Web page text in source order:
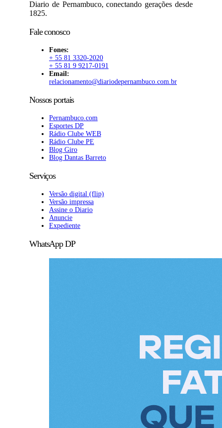
Diario de Pernambuco, conectando gerações desde
1825.
Fale conosco
Fones:
+ 55 81 3320-2020
+ 55 81 9 9217-0191
Email:
relacionamento@diariodepernambuco.com.br
Nossos portais
Pernambuco.com
Esportes DP
Rádio Clube WEB
Rádio Clube PE
Blog Giro
Blog Dantas Barreto
Serviços
Versão digital (flip)
Versão impressa
Assine o Diario
Anuncie
Expediente
WhatsApp DP